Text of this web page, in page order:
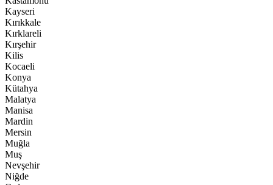
Kayseri
Kırıkkale
Kırklareli
Kırşehir
Kilis
Kocaeli
Konya
Kütahya
Malatya
Manisa
Mardin
Mersin
Muğla
Muş
Nevşehir
Niğde